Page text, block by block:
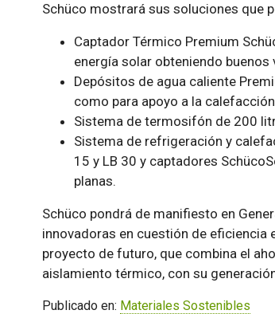
Schüco mostrará sus soluciones que
Captador Térmico Premium
energía solar obteniendo
Depósitos de agua caliente
como para apoyo a la calefacción
Sistema de termosifón de 200
Sistema de refrigeración y
15 y LB 30 y captadores
planas.
Schüco pondrá de manifiesto en
innovadoras en cuestión de eficiencia
proyecto de futuro, que combina el
aislamiento térmico, con su
Publicado en: Materiales Sostenibles